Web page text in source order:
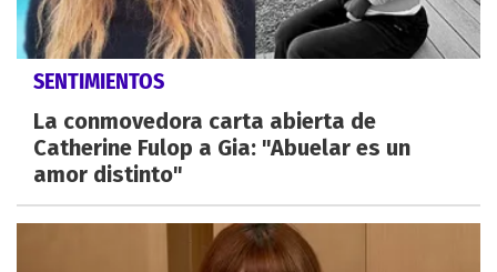
SENTIMIENTOS
La conmovedora carta abierta de
Catherine Fulop a Gia: "Abuelar es un
amor distinto"